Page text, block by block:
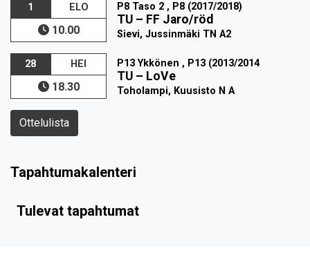
1 ELO
10.00
P8 Taso 2 , P8 (2017/2018)
TU – FF Jaro/röd
Sievi, Jussinmäki TN A2
28 HEI
18.30
P13 Ykkönen , P13 (2013/2014
TU – LoVe
Toholampi, Kuusisto N A
Ottelulista
Tapahtumakalenteri
Tulevat tapahtumat